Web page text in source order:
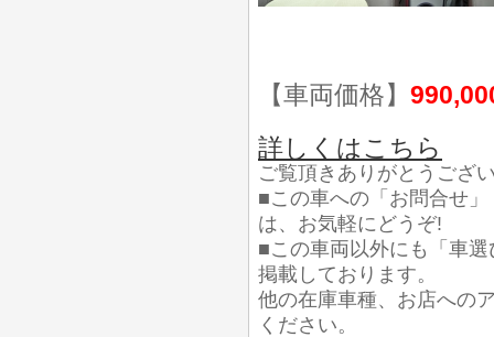
【車両価格】
詳しくはこちら
ご覧頂きありがとうござ
■この車への「お問合せ
は、お気軽にどうぞ!
■この車両以外にも「車
掲載しております。
他の在庫車種、お店への
ください。